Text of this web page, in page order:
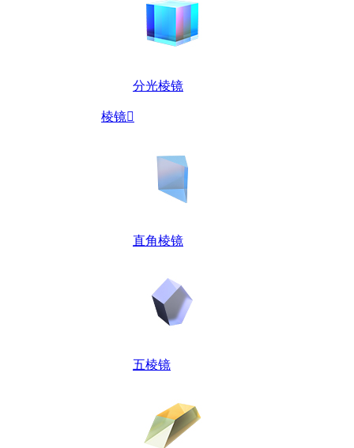
分光棱镜
棱镜
直角棱镜
五棱镜